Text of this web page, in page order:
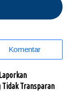
Komentar
Tidak Transparan